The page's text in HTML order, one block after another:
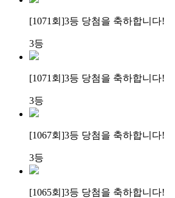
[1071회]3등 당첨을 축하합니다!
3등
[1071회]3등 당첨을 축하합니다!
3등
[1067회]3등 당첨을 축하합니다!
3등
[1065회]3등 당첨을 축하합니다!